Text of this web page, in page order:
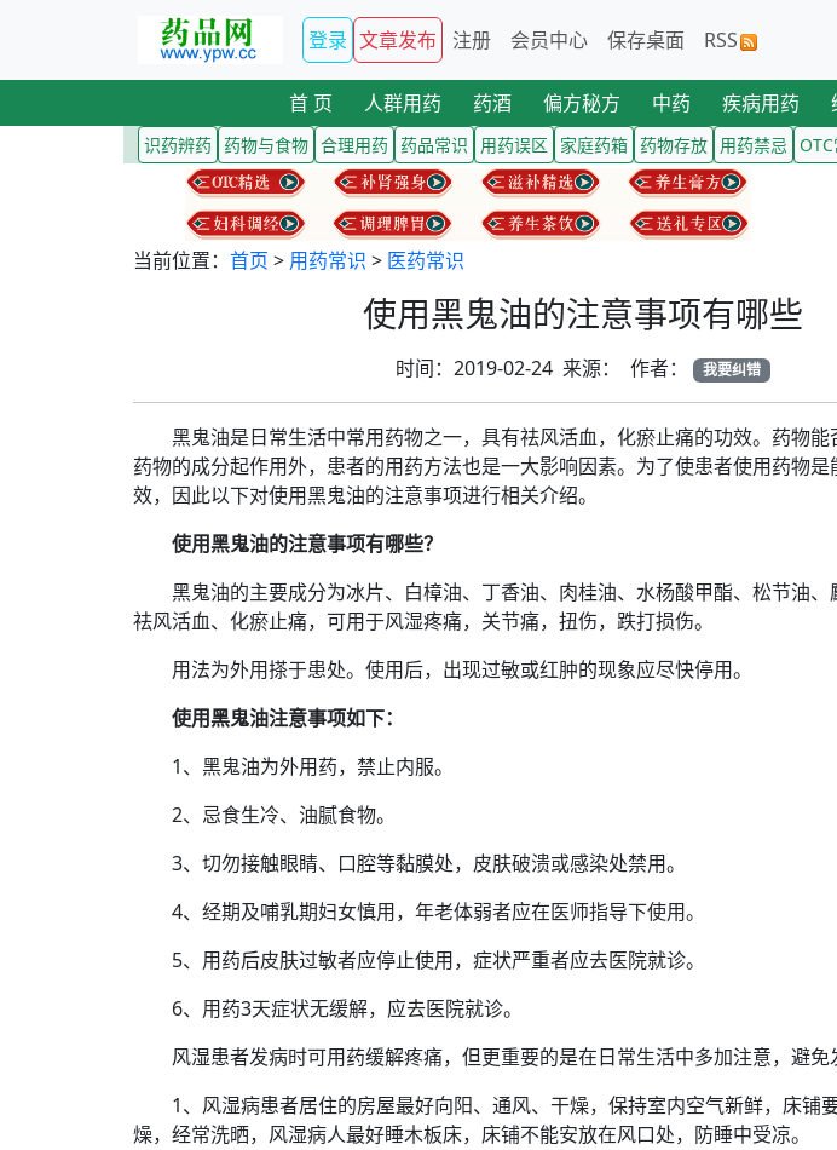
登录 文章发布 注册 会员中心 保存桌面 RSS
首 页 人群用药 药酒 偏方秘方 中药 疾病用药
识药辨药 药物与食物 合理用药 药品常识 用药误区 家庭药箱 药物存放 用药禁忌
当前位置： 首页 > 用药常识 > 医药常识
使用黑鬼油的注意事项有哪些
时间：2019-02-24 来源： 作者： 我要纠错
黑鬼油是日常生活中常用药物之一，具有祛风活血，化瘀止痛的功效。药物能
药物的成分起作用外，患者的用药方法也是一大影响因素。为了使患者使用药物
效，因此以下对使用黑鬼油的注意事项进行相关介绍。
使用黑鬼油的注意事项有哪些？
黑鬼油的主要成分为冰片、白樟油、丁香油、肉桂油、水杨酸甲酯、松节油、
祛风活血、化瘀止痛，可用于风湿疼痛，关节痛，扭伤，跌打损伤。
用法为外用搽于患处。使用后，出现过敏或红肿的现象应尽快停用。
使用黑鬼油注意事项如下：
1、黑鬼油为外用药，禁止内服。
2、忌食生冷、油腻食物。
3、切勿接触眼睛、口腔等黏膜处，皮肤破溃或感染处禁用。
4、经期及哺乳期妇女慎用，年老体弱者应在医师指导下使用。
5、用药后皮肤过敏者应停止使用，症状严重者应去医院就诊。
6、用药3天症状无缓解，应去医院就诊。
风湿患者发病时可用药缓解疼痛，但更重要的是在日常生活中多加注意，避免
1、风湿病患者居住的房屋最好向阳、通风、干燥，保持室内空气新鲜，床铺
燥，经常洗晒，风湿病人最好睡木板床，床铺不能安放在风口处，防睡中受凉。